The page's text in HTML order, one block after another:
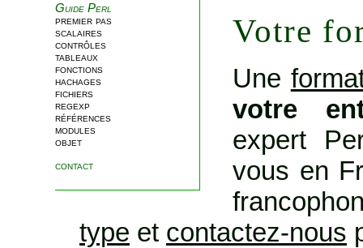
Guide Perl
premier pas
scalaires
contrôles
tableaux
fonctions
hachages
fichiers
regexp
références
modules
objet
contact
Votre
Une
votre
expert
vous en
type et contactez-nous